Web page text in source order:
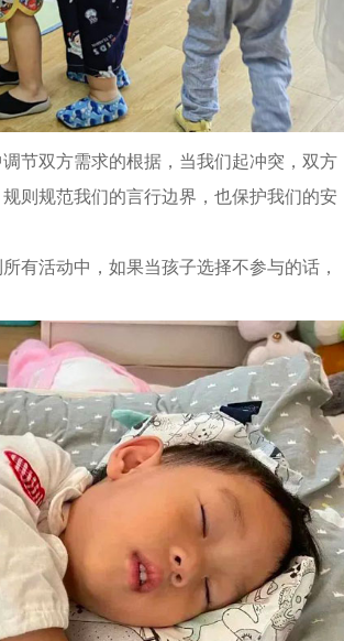
节双方需求的根据，当我们起冲突，双方
则规范我们的言行边界，也保护我们的安
有活动中，如果当孩子选择不参与的话，